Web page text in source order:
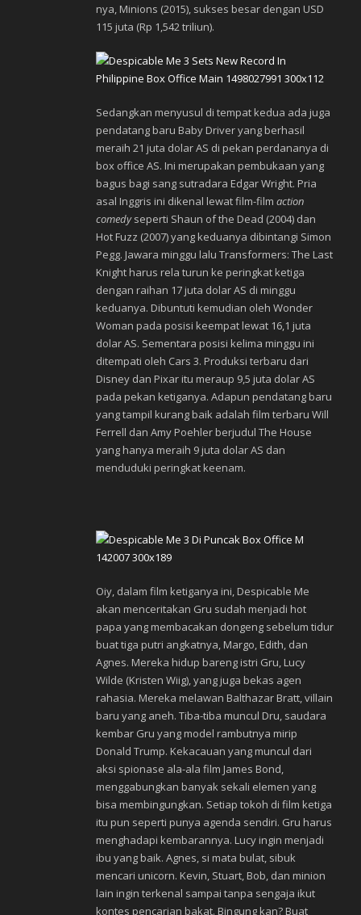
nya, Minions (2015), sukses besar dengan USD
115 juta (Rp 1,542 triliun).
Sedangkan menyusul di tempat kedua ada juga
pendatang baru Baby Driver yang berhasil
meraih 21 juta dolar AS di pekan perdananya di
box office AS. Ini merupakan pembukaan yang
bagus bagi sang sutradara Edgar Wright. Pria
asal Inggris ini dikenal lewat film-film action
comedyseperti Shaun of the Dead (2004) dan
Hot Fuzz (2007) yang keduanya dibintangi Simon
Pegg. Jawara minggu lalu Transformers: The Last
Knight harus rela turun ke peringkat ketiga
dengan raihan 17 juta dolar AS di minggu
keduanya. Dibuntuti kemudian oleh Wonder
Woman pada posisi keempat lewat 16,1 juta
dolar AS. Sementara posisi kelima minggu ini
ditempati oleh Cars 3. Produksi terbaru dari
Disney dan Pixar itu meraup 9,5 juta dolar AS
pada pekan ketiganya. Adapun pendatang baru
yang tampil kurang baik adalah film terbaru Will
Ferrell dan Amy Poehler berjudul The House
yang hanya meraih 9 juta dolar AS dan
menduduki peringkat keenam.
Oiy, dalam film ketiganya ini, Despicable Me
akan menceritakan Gru sudah menjadi hot
papa yang membacakan dongeng sebelum tidur
buat tiga putri angkatnya, Margo, Edith, dan
Agnes. Mereka hidup bareng istri Gru, Lucy
Wilde (Kristen Wiig), yang juga bekas agen
rahasia. Mereka melawan Balthazar Bratt, villain
baru yang aneh. Tiba-tiba muncul Dru, saudara
kembar Gru yang model rambutnya mirip
Donald Trump. Kekacauan yang muncul dari
aksi spionase ala-ala film James Bond,
menggabungkan banyak sekali elemen yang
bisa membingungkan. Setiap tokoh di film ketiga
itu pun seperti punya agenda sendiri. Gru harus
menghadapi kembarannya. Lucy ingin menjadi
ibu yang baik. Agnes, si mata bulat, sibuk
mencari unicorn. Kevin, Stuart, Bob, dan minion
lain ingin terkenal sampai tanpa sengaja ikut
kontes pencarian bakat. Bingung kan? Buat